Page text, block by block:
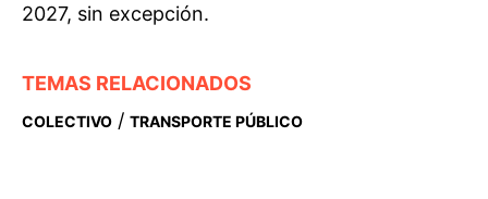
2027, sin excepción.
TEMAS RELACIONADOS
COLECTIVO / TRANSPORTE PÚBLICO